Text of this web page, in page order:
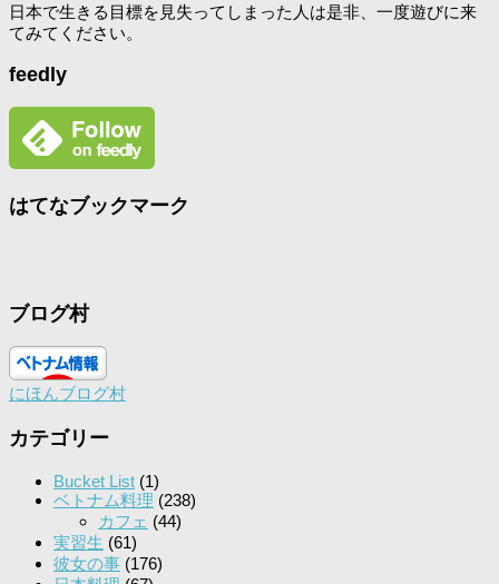
日本で生きる目標を見失ってしまった人は是非、一度遊びに来
てみてください。
feedly
はてなブックマーク
ブログ村
にほんブログ村
カテゴリー
Bucket List (1)
ベトナム料理 (238)
カフェ (44)
実習生 (61)
彼女の事 (176)